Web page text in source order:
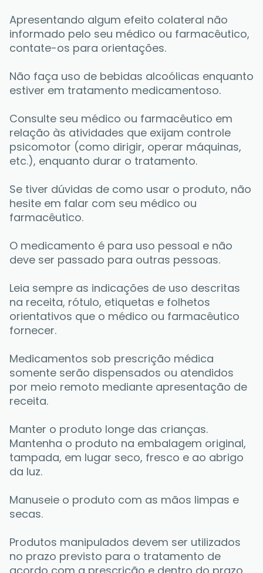
Apresentando algum efeito colateral não
informado pelo seu médico ou farmacêutico,
contate-os para orientações.
Não faça uso de bebidas alcoólicas enquanto
estiver em tratamento medicamentoso.
Consulte seu médico ou farmacêutico em
relação às atividades que exijam controle
psicomotor (como dirigir, operar máquinas,
etc.), enquanto durar o tratamento.
Se tiver dúvidas de como usar o produto, não
hesite em falar com seu médico ou
farmacêutico.
O medicamento é para uso pessoal e não
deve ser passado para outras pessoas.
Leia sempre as indicações de uso descritas
na receita, rótulo, etiquetas e folhetos
orientativos que o médico ou farmacêutico
fornecer.
Medicamentos sob prescrição médica
somente serão dispensados ou atendidos
por meio remoto mediante apresentação de
receita.
Manter o produto longe das crianças.
Mantenha o produto na embalagem original,
tampada, em lugar seco, fresco e ao abrigo
da luz.
Manuseie o produto com as mãos limpas e
secas.
Produtos manipulados devem ser utilizados
no prazo previsto para o tratamento de